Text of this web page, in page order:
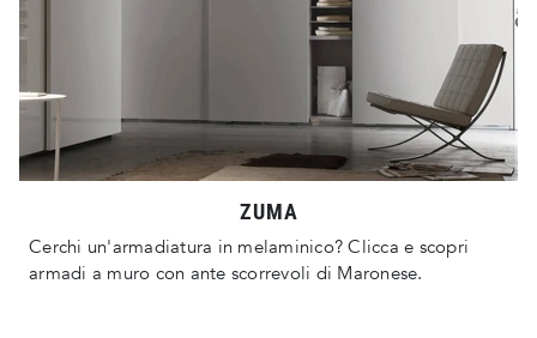
ZUMA
Cerchi un'armadiatura in melaminico? Clicca e scopri
armadi a muro con ante scorrevoli di Maronese.